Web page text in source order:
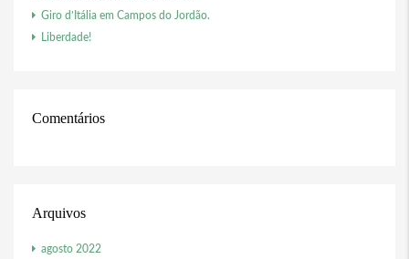
Giro d’Itália em Campos do Jordão.
Liberdade!
Comentários
Arquivos
agosto 2022